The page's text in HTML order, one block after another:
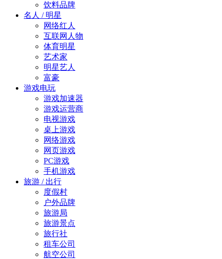
饮料品牌
名人 / 明星
网络红人
互联网人物
体育明星
艺术家
明星艺人
富豪
游戏电玩
游戏加速器
游戏运营商
电视游戏
桌上游戏
网络游戏
网页游戏
PC游戏
手机游戏
旅游 / 出行
度假村
户外品牌
旅游局
旅游景点
旅行社
租车公司
航空公司